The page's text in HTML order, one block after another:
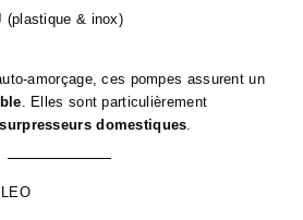
(plastique & inox)
amorçage, ces pompes assurent un
. Elles sont particulièrement
surpresseurs domestiques.